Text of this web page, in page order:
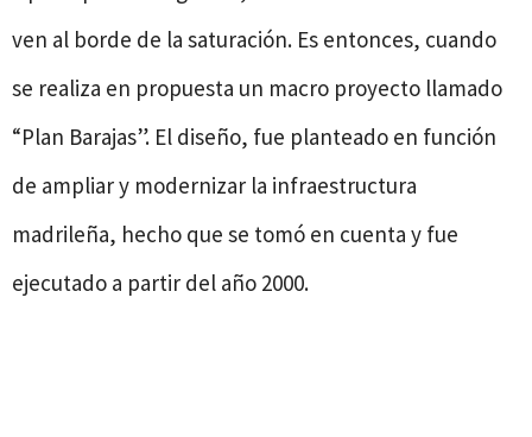
ven al borde de la saturación. Es entonces, cuando
se realiza en propuesta un macro proyecto llamado
“Plan Barajas”. El diseño, fue planteado en función
de ampliar y modernizar la infraestructura
madrileña, hecho que se tomó en cuenta y fue
ejecutado a partir del año 2000.